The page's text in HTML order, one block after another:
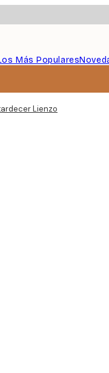
Más Populares
Lienzo